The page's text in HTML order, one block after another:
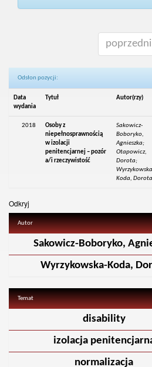
poprzedni
Odsłon pozycji:
Data
wydania
Tytuł Autor(rzy)
2018
Osoby z
niepełnosprawnością
w izolacji
penitencjarnej – pozór
a/i rzeczywistość
Sakowicz-
Boboryko,
Agnieszka;
Otapowicz,
Dorota;
Koda, Dorota
Odkryj
Autor
Sakowicz-Boboryko,
Wyrzykowska-Koda,
Temat
disability
izolacja
normalizacja